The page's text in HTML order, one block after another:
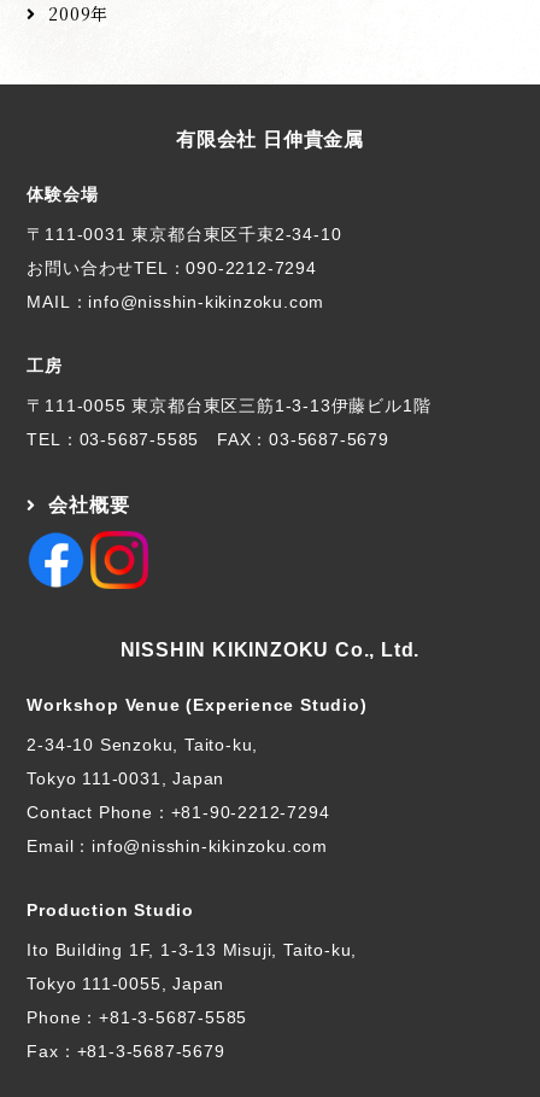
2009年
有限会社 日伸貴金属
体験会場
〒111-0031 東京都台東区千束2-34-10
お問い合わせTEL：090-2212-7294
MAIL：info@nisshin-kikinzoku.com
工房
〒111-0055 東京都台東区三筋1-3-13伊藤ビル1階
TEL： 03-5687-5585 FAX：03-5687-5679
会社概要
NISSHIN KIKINZOKU Co., Ltd.
Workshop Venue (Experience Studio)
2-34-10 Senzoku, Taito-ku,
Tokyo 111-0031, Japan
Contact Phone： +81-90-2212-7294
Email：info@nisshin-kikinzoku.com
Production Studio
Ito Building 1F, 1-3-13 Misuji, Taito-ku,
Tokyo 111-0055, Japan
Phone：+81-3-5687-5585
Fax：+81-3-5687-5679